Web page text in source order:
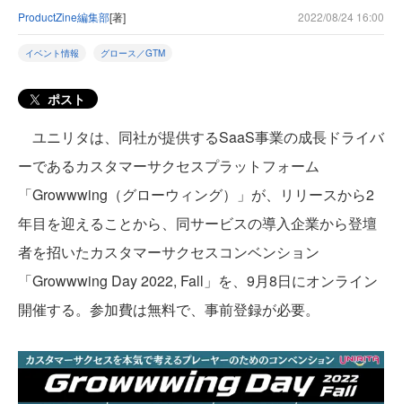
ProductZine編集部[著] 2022/08/24 16:00
イベント情報 グロース／GTM
ポスト
ユニリタは、同社が提供するSaaS事業の成長ドライバ
ーであるカスタマーサクセスプラットフォーム
「Growwwing（グローウィング）」が、リリースから2
年目を迎えることから、同サービスの導入企業から登壇
者を招いたカスタマーサクセスコンベンション
「Growwwing Day 2022, Fall」を、9月8日にオンライン
開催する。参加費は無料で、事前登録が必要。